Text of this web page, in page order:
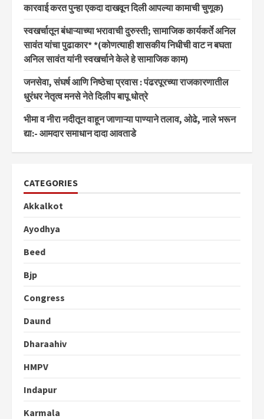
कारवाई करत पुन्हा एकदा दाखवून दिली आपल्या कामाची चुणूक)
स्वखर्चातून बंधाऱ्याच्या भरावाची दुरुस्ती; सामाजिक कार्यकर्ते अनिल
सावंत यांचा पुढाकार* *(कोणत्याही शासकीय निधीची वाट न बघता
अनिल सावंत यांनी स्वखर्चाने केले हे सामाजिक काम)
जनसेवा, संघर्ष आणि निष्ठेचा प्रवास : पंढरपूरच्या राजकारणातील
धुरंधर नेतृत्व मनसे नेते दिलीप बापू धोत्रे
भीमा व नीरा नदीतून वाहून जाणाऱ्या पाण्याने तलाव, ओढे, नाले भरून
द्या:- आमदार समाधान दादा आवताडे
CATEGORIES
Akkalkot
Ayodhya
Beed
Bjp
Congress
Daund
Dharaahiv
HMPV
Indapur
Karmala